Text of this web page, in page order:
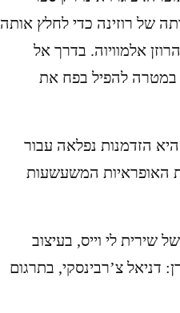
של רוזינה כדי לחלץ אותה
אלמוויוה. בדרך אל
במטרה להפיל בפח את
הזדמנות נפלאה עבור
האופראיות המשעשעות
לי וייס, בעיצוב
דניאל צ’רבינסקי, בתרגום